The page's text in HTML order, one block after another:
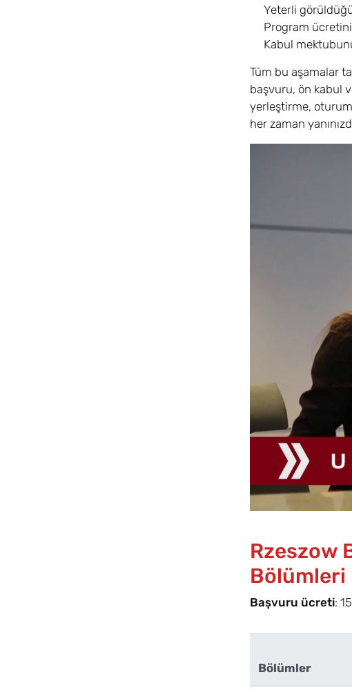
Yeterli
Program
Kabul
Tüm bu aşamalar
başvuru, ön kabul
yerleştirme,
her zaman
Rzeszow
Bölümleri
Başvuru ücreti:
Bölümler